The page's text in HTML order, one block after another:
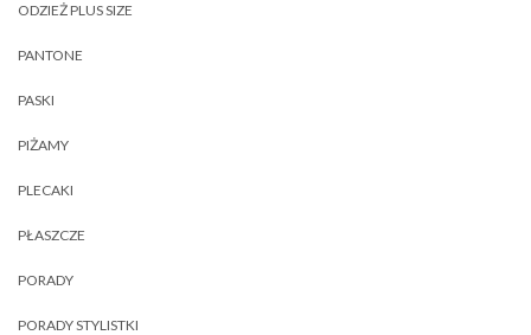
ODZIEŻ PLUS SIZE
PANTONE
PASKI
PIŻAMY
PLECAKI
PŁASZCZE
PORADY
PORADY STYLISTKI